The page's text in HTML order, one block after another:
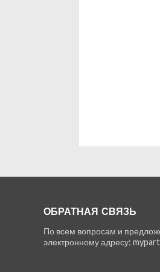
ОБРАТНАЯ СВЯЗЬ
По всем вопросам и
электронному адресу: